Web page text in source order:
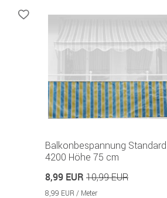
Balkonbespannung Standard
4200 Höhe 75 cm
8,99 EUR 10,99 EUR
8,99 EUR / Meter